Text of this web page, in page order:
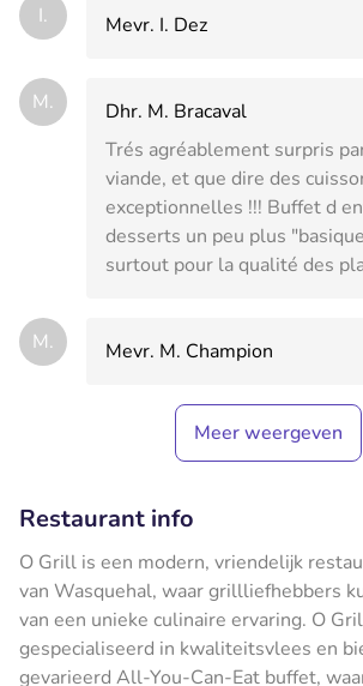
I. Mevr. I. Dez
M.
Dhr. M. Bracaval
Trés agréablement surpris
viande, et que dire des
exceptionnelles !!! Buffet d
desserts un peu plus
surtout pour la qualité des
M. Mevr. M. Champion
Meer weergeven
Restaurant info
O Grill is een modern, vriendelijk
van Wasquehal, waar grillliefhebbers
van een unieke culinaire ervaring. O
gespecialiseerd in kwaliteitsvlees en
gevarieerd All-You-Can-Eat buffet,